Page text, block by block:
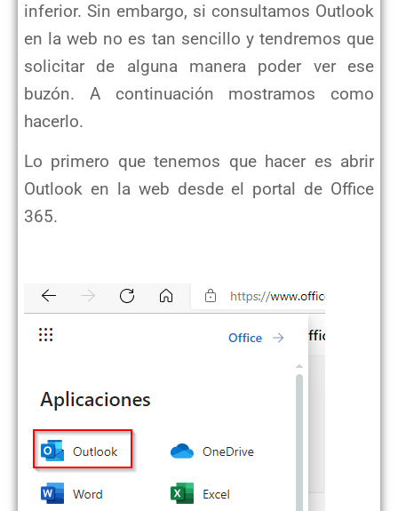
inferior. Sin embargo, si consultamos Outlook
en la web no es tan sencillo y tendremos que
solicitar de alguna manera poder ver ese
buzón. A continuación mostramos como
hacerlo.
Lo primero que tenemos que hacer es abrir
Outlook en la web desde el portal de Office
365.